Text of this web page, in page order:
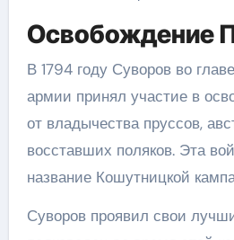
Освобождение
В 1794 году Суворов во
армии принял участие в
от владычества пруссов,
восставших поляков. Эта
название Кошутницкой
Суворов проявил свои